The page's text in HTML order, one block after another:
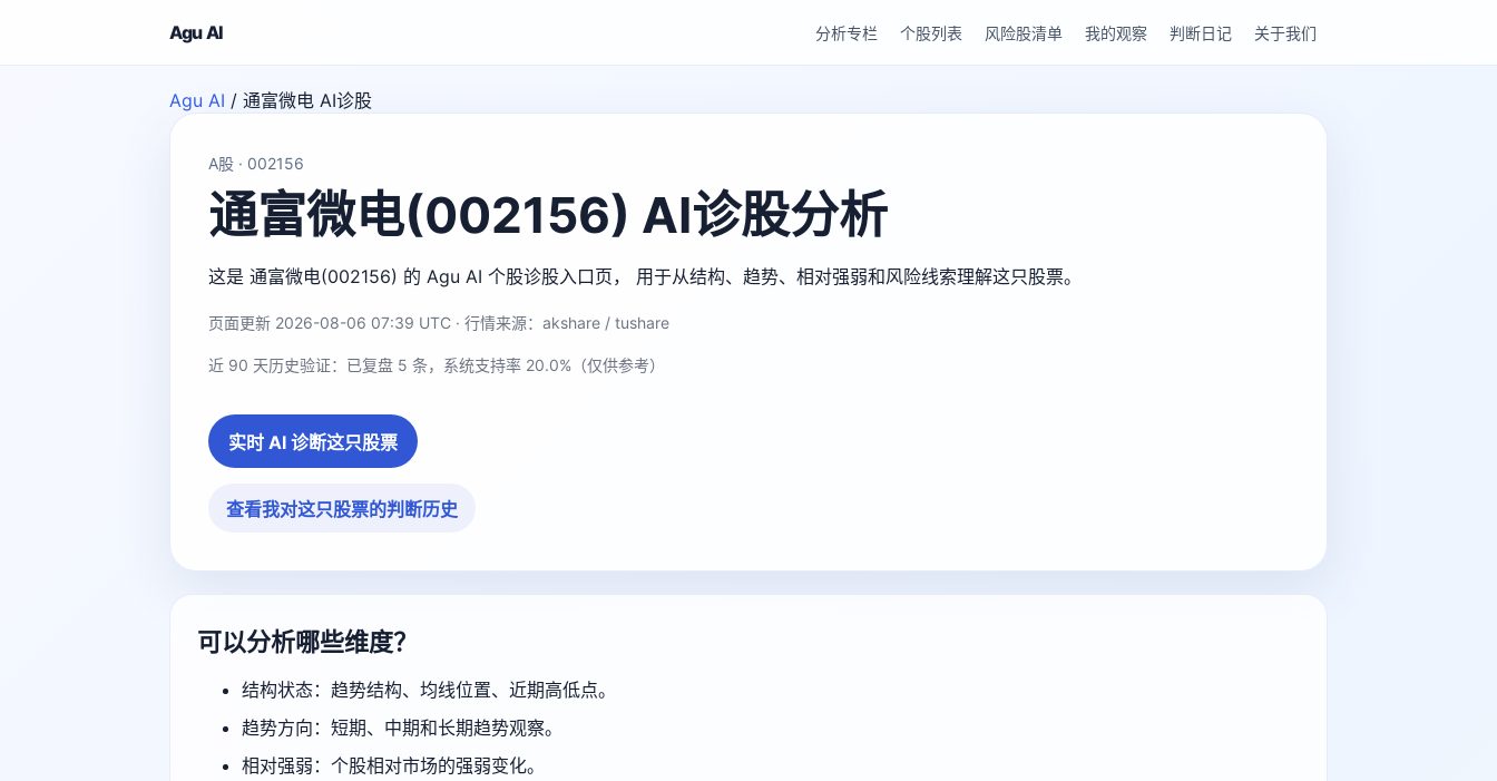
Agu AI 分析专栏 个股列表 风险股清单 我的观察 判断日记 关于我们
Agu AI / 通富微电 AI诊股
A股 · 002156
通富微电(002156) AI诊股分析
这是 通富微电(002156) 的 Agu AI 个股诊股入口页， 用于从结构、趋势、相对强弱和风险线索理解这只股票。
页面更新 2026-08-06 07:39 UTC · 行情来源：akshare / tushare
近 90 天历史验证：已复盘 5 条，系统支持率 20.0%（仅供参考）
实时 AI 诊断这只股票
查看我对这只股票的判断历史
可以分析哪些维度？
结构状态：趋势结构、均线位置、近期高低点。
趋势方向：短期、中期和长期趋势观察。
相对强弱：个股相对市场的强弱变化。